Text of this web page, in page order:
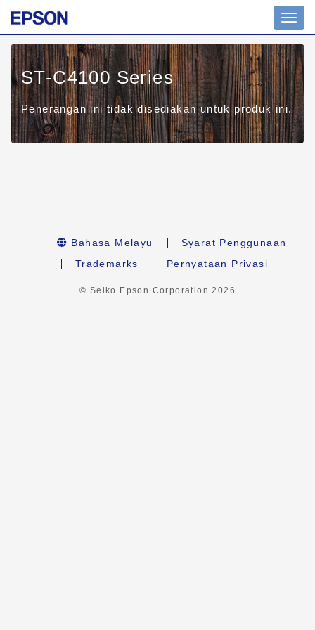
ST-C4100 Series
Penerangan ini tidak disediakan untuk produk ini.
Bahasa Melayu
Syarat Penggunaan
Trademarks
Pernyataan Privasi
© Seiko Epson Corporation2026